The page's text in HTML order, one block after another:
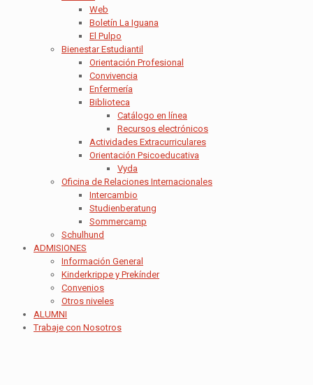
Web
Boletín La Iguana
El Pulpo
Bienestar Estudiantil
Orientación Profesional
Convivencia
Enfermería
Biblioteca
Catálogo en línea
Recursos electrónicos
Actividades Extracurriculares
Orientación Psicoeducativa
Vyda
Oficina de Relaciones Internacionales
Intercambio
Studienberatung
Sommercamp
Schulhund
ADMISIONES
Información General
Kinderkrippe y Prekínder
Convenios
Otros niveles
ALUMNI
Trabaje con Nosotros